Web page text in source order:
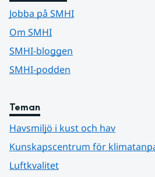
Jobba på SMHI
Om SMHI
SMHI-bloggen
SMHI-podden
Teman
Havsmiljö i kust och hav
Kunskapscentrum för
Luftkvalitet